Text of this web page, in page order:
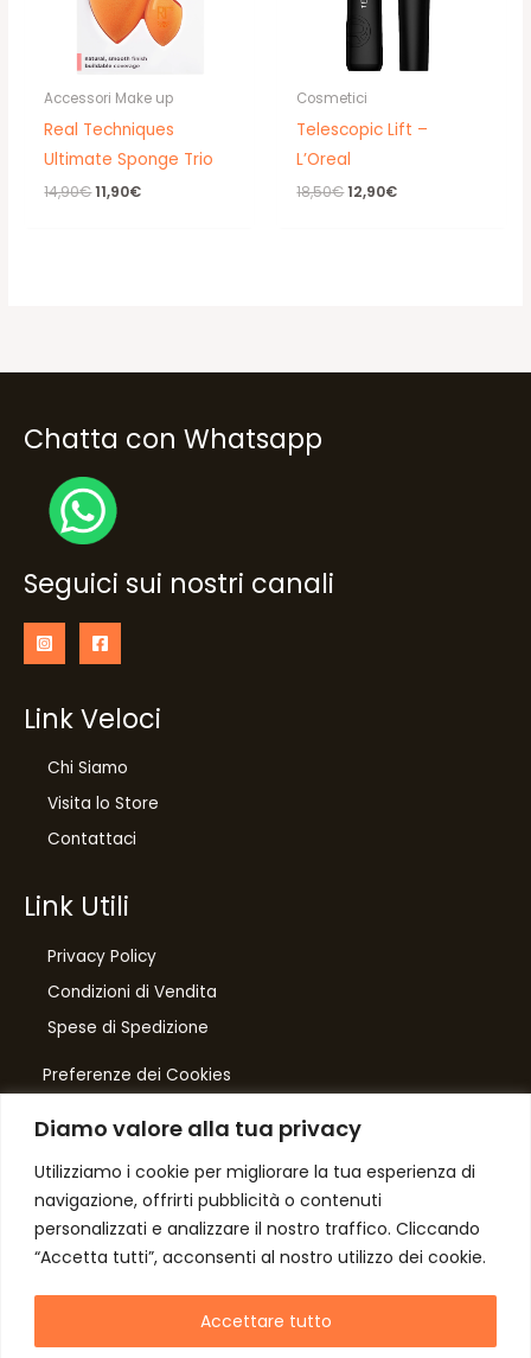
Diamo valore alla tua privacy
Utilizziamo i cookie per migliorare la tua esperienza di
navigazione, offrirti pubblicità o contenuti
personalizzati e analizzare il nostro traffico. Cliccando
“Accetta tutti”, acconsenti al nostro utilizzo dei cookie.
Accettare tutto
Accessori Make up
Real Techniques
Ultimate Sponge Trio
14,90€Il
11,90€Il
Cosmetici
Telescopic Lift –
L’Oreal
18,50€Il
12,90€Il
Chatta con Whatsapp
Seguici sui nostri canali
Link Veloci
Chi Siamo
Visita lo Store
Contattaci
Link Utili
Privacy Policy
Condizioni di Vendita
Spese di Spedizione
Preferenze dei Cookies
Number One
di Domenico Toccacieli
Via G. Mazzini 5/C
61033 FERMIGNANO PU
C.F. TCCDNC64A31D541L
di sconto, solo per te
Iscriviti per ricevere il tuo sconto esclusivo e
e offerte!